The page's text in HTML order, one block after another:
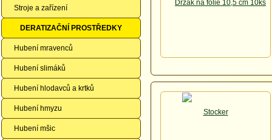
Stroje a zařízení
DERATIZAČNÍ PROSTŘEDKY
Hubení mravenců
Hubení slimáků
Hubení hlodavců a krtků
Hubení hmyzu
Hubení mšic